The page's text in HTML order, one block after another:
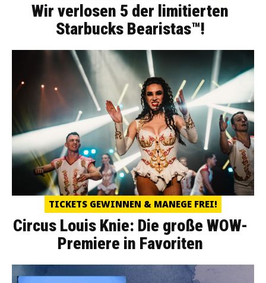
Wir verlosen 5 der limitierten
Starbucks Bearistas™!
TICKETS GEWINNEN & MANEGE FREI!
Circus Louis Knie: Die große WOW-
Premiere in Favoriten